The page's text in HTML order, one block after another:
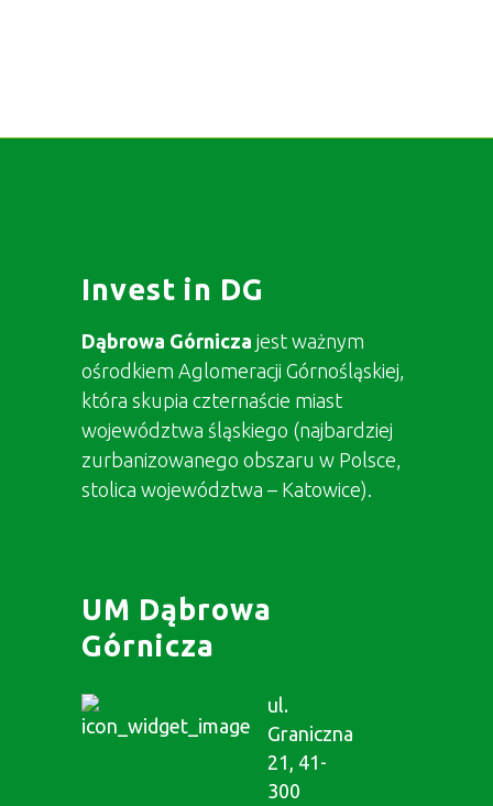
Invest in DG
Dąbrowa Górnicza jest ważnym
ośrodkiem Aglomeracji Górnośląskiej,
która skupia czternaście miast
województwa śląskiego (najbardziej
zurbanizowanego obszaru w Polsce,
stolica województwa – Katowice).
UM Dąbrowa
Górnicza
ul.
Graniczna
21, 41-
300